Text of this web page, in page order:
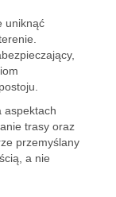
uniknąć
aspektach
trasy oraz
przemyślany
a nie